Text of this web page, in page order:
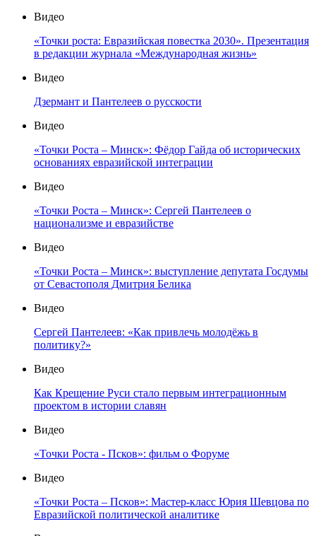
Видео
«Точки роста: Евразийская повестка 2030». Презентация
в редакции журнала «Международная жизнь»
Видео
Дзермант и Пантелеев о русскости
Видео
«Точки Роста – Минск»: Фёдор Гайда об исторических
основаниях евразийской интеграции
Видео
«Точки Роста – Минск»: Сергей Пантелеев о
национализме и евразийстве
Видео
«Точки Роста – Минск»: выступление депутата Госдумы
от Севастополя Дмитрия Белика
Видео
Сергей Пантелеев: «Как привлечь молодёжь в
политику?»
Видео
Как Крещение Руси стало первым интеграционным
проектом в истории славян
Видео
«Точки Роста - Псков»: фильм о Форуме
Видео
«Точки Роста – Псков»: Мастер-класс Юрия Шевцова по
Евразийской политической аналитике